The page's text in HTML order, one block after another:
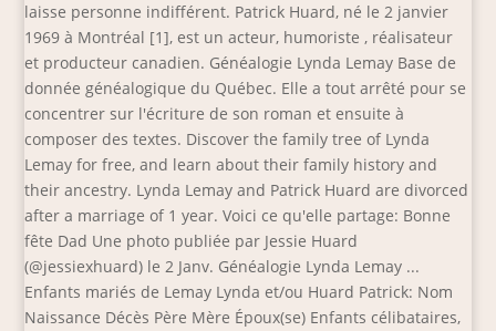
laisse personne indifférent. Patrick Huard, né le 2 janvier
1969 à Montréal [1], est un acteur, humoriste , réalisateur
et producteur canadien. Généalogie Lynda Lemay Base de
donnée généalogique du Québec. Elle a tout arrêté pour se
concentrer sur l'écriture de son roman et ensuite à
composer des textes. Discover the family tree of Lynda
Lemay for free, and learn about their family history and
their ancestry. Lynda Lemay and Patrick Huard are divorced
after a marriage of 1 year. Voici ce qu'elle partage: Bonne
fête Dad Une photo publiée par Jessie Huard
(@jessiexhuard) le 2 Janv. Généalogie Lynda Lemay ...
Enfants mariés de Lemay Lynda et/ou Huard Patrick: Nom
Naissance Décès Père Mère Époux(se) Enfants célibataires,